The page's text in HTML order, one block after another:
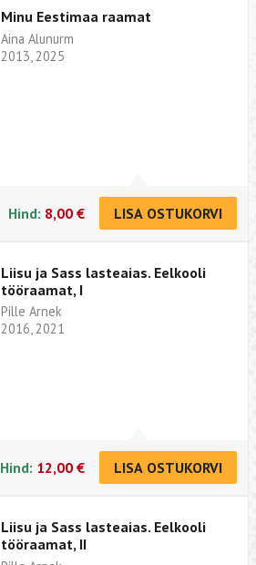
Minu Eestimaa raamat
Aina Alunurm
2013, 2025
Hind: 8,00 € LISA OSTUKORVI
Liisu ja Sass lasteaias. Eelkooli
tööraamat, I
Pille Arnek
2016, 2021
Hind: 12,00 € LISA OSTUKORVI
Liisu ja Sass lasteaias. Eelkooli
tööraamat, II